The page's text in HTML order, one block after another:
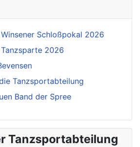
Schloßpokal 2026
2026
Tanzsportabteilung
Band der Spree
Tanzsportabteilung